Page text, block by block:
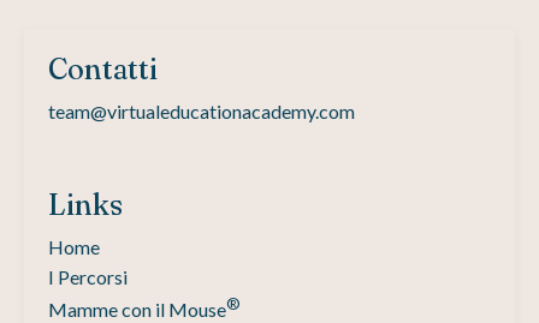
Contatti
team@virtualeducationacademy.com
Links
Home
I Percorsi
Mamme con il Mouse®